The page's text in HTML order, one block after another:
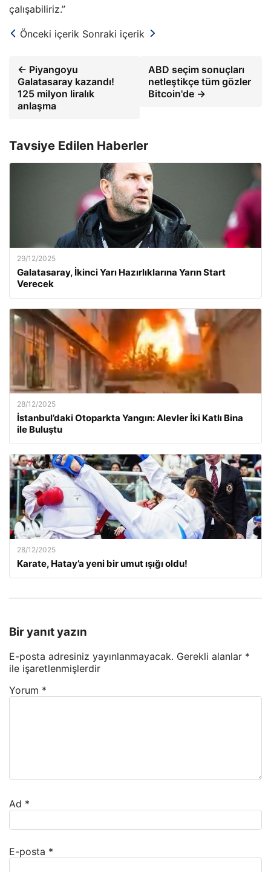
çalışabiliriz.”
Önceki içerik Sonraki içerik
← Piyangoyu
Galatasaray kazandı!
125 milyon liralık
anlaşma
ABD seçim sonuçları
netleştikçe tüm gözler
Bitcoin'de →
Tavsiye Edilen Haberler
29/12/2025
Galatasaray, İkinci Yarı Hazırlıklarına Yarın Start
Verecek
28/12/2025
İstanbul’daki Otoparkta Yangın: Alevler İki Katlı Bina
ile Buluştu
28/12/2025
Karate, Hatay’a yeni bir umut ışığı oldu!
Bir yanıt yazın
E-posta adresiniz yayınlanmayacak. Gerekli alanlar *
ile işaretlenmişlerdir
Yorum *
Ad *
E-posta *